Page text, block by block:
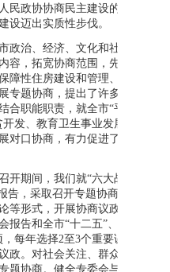
民政协协商民主建设的意
设迈出实质性步伐。
政治、经济、文化和社会生活
容，拓宽协商范围，先后就义
障性住房建设和管理、农村饮
专题协商，提出了许多有利于
合职能职责，就全市“平安创
发、教育卫生事业发展等群
对口协商，有力促进了相关问
开期间，我们就“六大战略”的
告，采取召开专题协商会议、
等形式，开展协商议政。围绕
告和全市“十二五”、“十三
，每年选择2至3个重要课题，
政。 对社会关注、群众关心的
题协商。 健全专委会与职能部